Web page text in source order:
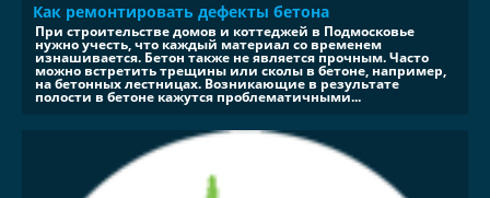
Как ремонтировать дефекты бетона
При строительстве домов и коттеджей в Подмосковье
нужно учесть, что каждый материал со временем
изнашивается. Бетон также не является прочным. Часто
можно встретить трещины или сколы в бетоне, например,
на бетонных лестницах. Возникающие в результате
полости в бетоне кажутся проблематичными...